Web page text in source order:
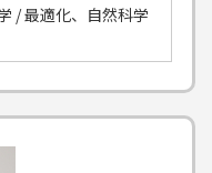
/ 最適化、自然科学